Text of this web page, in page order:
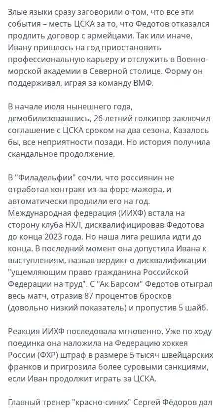
Злые языки сразу заговорили о том, что все эти
события – месть ЦСКА за то, что Федотов отказался
продлить договор с армейцами. Так или иначе,
Ивану пришлось на год приостановить
профессиональную карьеру и отслужить в Военно-
морской академии в Северной столице. Форму он
поддерживал, играя за команду ВМФ.
В начале июля нынешнего года,
демобилизовавшись, 26-летний голкипер заключил
соглашение с ЦСКА сроком на два сезона. Казалось
бы, все неприятности позади. Но история получила
скандальное продолжение.
В "Филадельфии" сочли, что россиянин не
отработал контракт из-за форс-мажора, и
автоматически продлили его на год.
Международная федерация (ИИХФ) встала на
сторону клуба НХЛ, дисквалифицировав Федотова
до конца 2023 года. Но наша лига решила идти до
конца. В последний момент она допустила Ивана к
выступлениям, назвав вердикт о дисквалификации
"ущемляющим право гражданина Российской
Федерации на труд". С "Ак Барсом" Федотов отыграл
весь матч, отразив 87 процентов бросков
(довольно низкий показатель) и пропустив 5 шайб.
Реакция ИИХФ последовала мгновенно. Уже по ходу
поединка она наложила на Федерацию хоккея
России (ФХР) штраф в размере 5 тысяч швейцарских
франков и пригрозила более суровыми санкциями,
если Иван продолжит играть за ЦСКА.
Главный тренер "красно-синих" Сергей Фёдоров дал